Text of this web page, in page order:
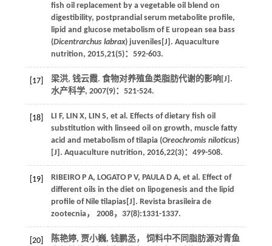
fish oil replacement by a vegetable oil blend on
digestibility, postprandial serum metabolite profile,
lipid and glucose metabolism of E uropean sea bass
(Dicentrarchus labrax) juveniles[J]. Aquaculture
nutrition, 2015,21(5)：592-603.
[17]
梁洪, 钱云霞. 食物对养殖鱼类脂肪代谢的影响[J].
水产科学, 2007(9)：521-524.
[18] LI F, LIN X, LIN S, et al. Effects of dietary fish oil
substitution with linseed oil on growth, muscle fatty
acid and metabolism of tilapia (Oreochromis niloticus)
[J]. Aquaculture nutrition, 2016,22(3)：499-508.
[19] RIBEIRO P A, LOGATO P V, PAULA D A, et al. Effect of
different oils in the diet on lipogenesis and the lipid
profile of Nile tilapias[J]. Revista brasileira de
zootecnia， 2008， 37(8):1331-1337.
[20]
陈艳婷, 贾小巍, 钱鹏丞， 饲料中不同脂肪源对青鱼